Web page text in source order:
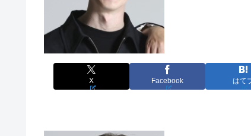
X Facebook はて